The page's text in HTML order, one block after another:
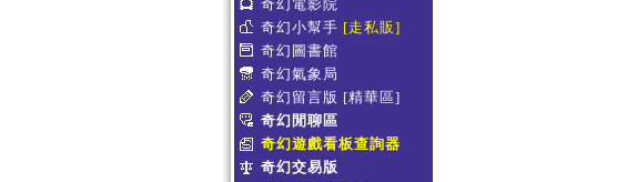
奇幻電影院
奇幻小幫手 [走私販]
奇幻圖書館
奇幻氣象局
奇幻留言版 [精華區]
奇幻閒聊區
奇幻遊戲看板查詢器
奇幻交易版